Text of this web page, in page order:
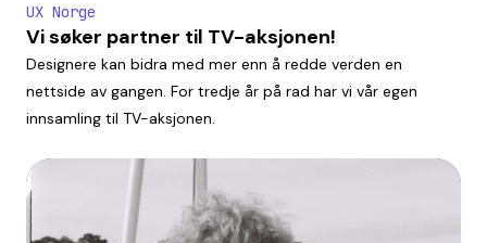
UX Norge
Vi søker partner til TV-aksjonen!
Designere kan bidra med mer enn å redde verden en
nettside av gangen. For tredje år på rad har vi vår egen
innsamling til TV-aksjonen.